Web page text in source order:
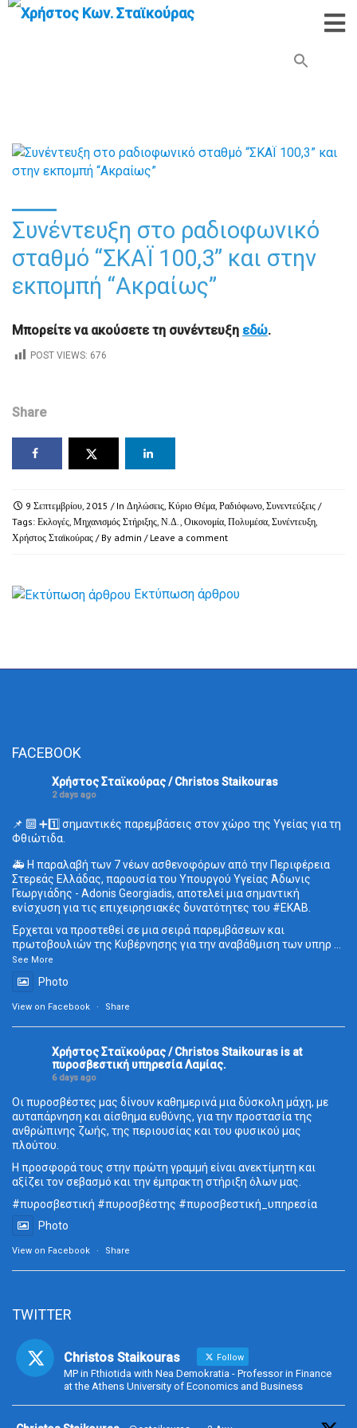
Συνέντευξη στο ραδιοφωνικό
σταθμό “ΣΚΑΪ 100,3” και στην
εκπομπή “Ακραίως”
Μπορείτε να ακούσετε τη συνέντευξη εδώ.
POST VIEWS: 676
Share
9 Σεπτεμβρίου, 2015 / In Δηλώσεις, Κύριο Θέμα, Ραδιόφωνο, Συνεντεύξεις /
Tags: Εκλογές, Μηχανισμός Στήριξης, Ν.Δ., Οικονομία, Πολυμέσα, Συνέντευξη,
Χρήστος Σταϊκούρας / By admin / Leave a comment
Εκτύπωση άρθρου
FACEBOOK
Χρήστος Σταϊκούρας / Christos Staikouras
2 days ago
📌 🔟 ➕1️⃣ σημαντικές παρεμβάσεις στον χώρο της Υγείας για τη
Φθιώτιδα.
🚑 Η παραλαβή των 7 νέων ασθενοφόρων από την Περιφέρεια
Στερεάς Ελλάδας, παρουσία του Υπουργού Υγείας Άδωνις
Γεωργιάδης - Adonis Georgiadis, αποτελεί μια σημαντική
ενίσχυση για τις επιχειρησιακές δυνατότητες του #ΕΚΑΒ.
Έρχεται να προστεθεί σε μια σειρά παρεμβάσεων και
πρωτοβουλιών της Κυβέρνησης για την αναβάθμιση των υπηρ ...
See More
Photo
View on Facebook · Share
Χρήστος Σταϊκούρας / Christos Staikouras is at
πυροσβεστική υπηρεσία Λαμίας.
6 days ago
Οι πυροσβέστες μας δίνουν καθημερινά μια δύσκολη μάχη, με
αυταπάρνηση και αίσθημα ευθύνης, για την προστασία της
ανθρώπινης ζωής, της περιουσίας και του φυσικού μας
πλούτου.
Η προσφορά τους στην πρώτη γραμμή είναι ανεκτίμητη και
αξίζει τον σεβασμό και την έμπρακτη στήριξη όλων μας.
#πυροσβεστική #πυροσβέστης #πυροσβεστική_ υπηρεσία
Photo
View on Facebook · Share
TWITTER
Christos Staikouras Follow
MP in Fthiotida with Nea Demokratia - Professor in Finance
at the Athens University of Economics and Business